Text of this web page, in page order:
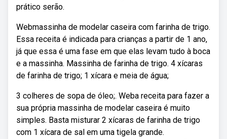
prático serão.
Webmassinha de modelar caseira com farinha de trigo.
Essa receita é indicada para crianças a partir de 1 ano,
já que essa é uma fase em que elas levam tudo à boca
e a massinha. Massinha de farinha de trigo. 4 xícaras
de farinha de trigo; 1 xícara e meia de água;
3 colheres de sopa de óleo;. Weba receita para fazer a
sua própria massinha de modelar caseira é muito
simples. Basta misturar 2 xícaras de farinha de trigo
com 1 xícara de sal em uma tigela grande.